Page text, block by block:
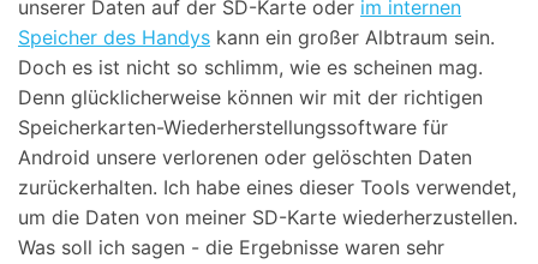
unserer Daten auf der SD-Karte oder im internen
Speicher des Handys kann ein großer Albtraum sein.
Doch es ist nicht so schlimm, wie es scheinen mag.
Denn glücklicherweise können wir mit der richtigen
Speicherkarten-Wiederherstellungssoftware für
Android unsere verlorenen oder gelöschten Daten
zurückerhalten. Ich habe eines dieser Tools verwendet,
um die Daten von meiner SD-Karte wiederherzustellen.
Was soll ich sagen - die Ergebnisse waren sehr